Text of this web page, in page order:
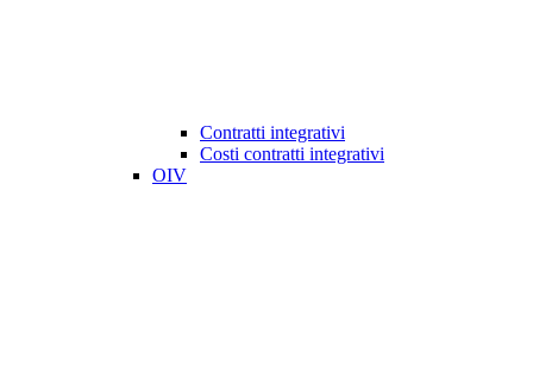
Contratti integrativi
Costi contratti integrativi
OIV